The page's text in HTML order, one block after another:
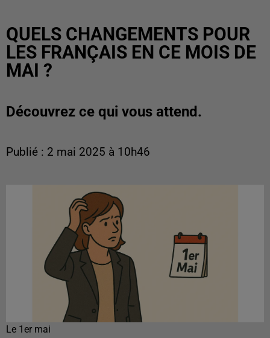
QUELS CHANGEMENTS POUR
LES FRANÇAIS EN CE MOIS DE
MAI ?
Découvrez ce qui vous attend.
Publié : 2 mai 2025 à 10h46
Le 1er mai